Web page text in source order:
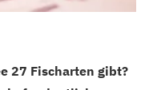
27 Fischarten gibt?